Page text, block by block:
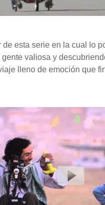
esta serie en la cual lo
valiosa y
lleno de emoción que